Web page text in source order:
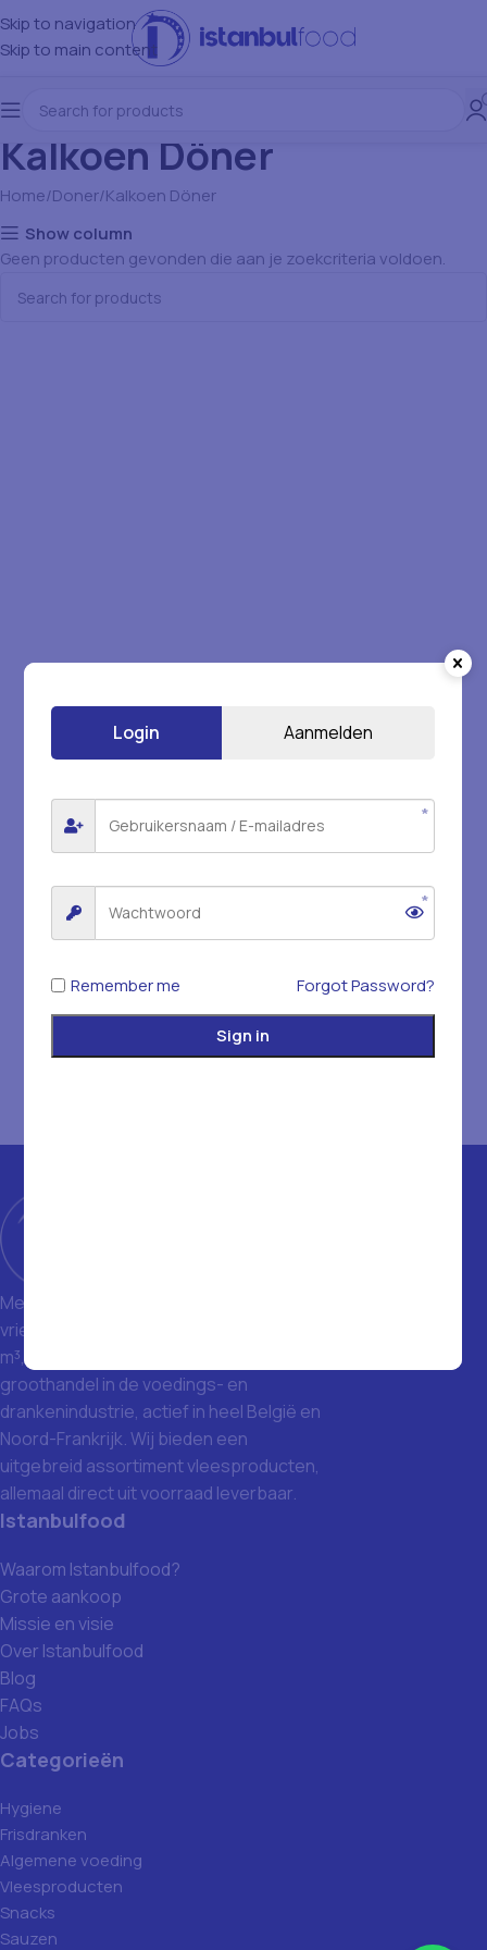
Skip to navigation
Skip to main content
Kalkoen Döner
Home Doner Kalkoen Döner
Show column
Geen producten gevonden die aan je zoekcriteria voldoen.
Met een magazijn van 1400 m² en
vriezers met een totale inhoud van 1500
m³, zijn we een toonaangevende
groothandel in de voedings- en
drankenindustrie, actief in heel België en
Noord-Frankrijk. Wij bieden een
uitgebreid assortiment vleesproducten,
allemaal direct uit voorraad leverbaar.
Istanbulfood
Waarom Istanbulfood?
Grote aankoop
Missie en visie
Over Istanbulfood
Blog
FAQs
Jobs
Categorieën
Hygiene
Frisdranken
Algemene voeding
Vleesproducten
Snacks
Sauzen
Login Aanmelden
Remember me Forgot Password?
Sign in